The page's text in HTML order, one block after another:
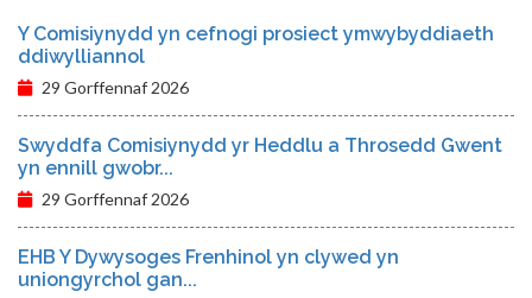
Y Comisiynydd yn cefnogi prosiect ymwybyddiaeth
ddiwylliannol
29 Gorffennaf 2026
Swyddfa Comisiynydd yr Heddlu a Throsedd Gwent
yn ennill gwobr...
29 Gorffennaf 2026
EHB Y Dywysoges Frenhinol yn clywed yn
uniongyrchol gan...